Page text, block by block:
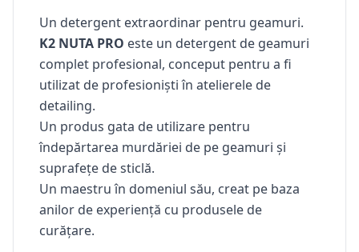
Un detergent extraordinar pentru geamuri.
K2 NUTA PRO este un detergent de geamuri
complet profesional, conceput pentru a fi
utilizat de profesioniști în atelierele de
detailing.
Un produs gata de utilizare pentru
îndepărtarea murdăriei de pe geamuri și
suprafețe de sticlă.
Un maestru în domeniul său, creat pe baza
anilor de experiență cu produsele de
curățare.